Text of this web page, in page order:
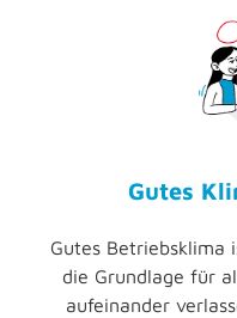
Gutes
Gutes Betriebsklima
die Grundlage für
aufeinander